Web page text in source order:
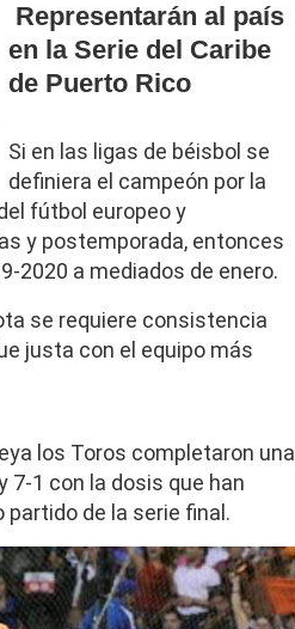
Representarán al país
en la Serie del Caribe
de Puerto Rico
Si en las ligas de béisbol se
definiera el campeón por la
fútbol europeo y
y postemporada, entonces
2020 a mediados de enero.
se requiere consistencia
justa con el equipo más
los Toros completaron una
7-1 con la dosis que han
de la serie final.